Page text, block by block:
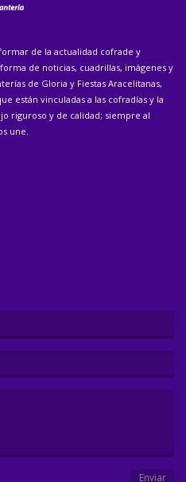
de la actualidad cofrade y
de noticias, cuadrillas, imágenes y
de Gloria y Fiestas Aracelitanas,
están vinculadas a las cofradías y la
riguroso y de calidad; siempre al
une.
Enviar